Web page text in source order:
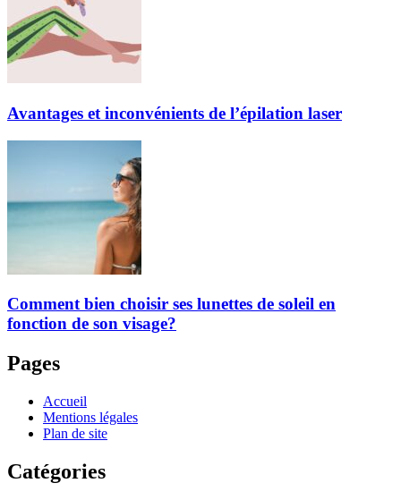
Avantages et inconvénients de l’épilation laser
Comment bien choisir ses lunettes de soleil en
fonction de son visage?
Pages
Accueil
Mentions légales
Plan de site
Catégories